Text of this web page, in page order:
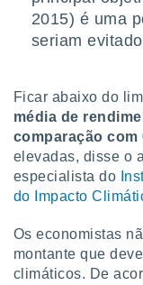
possam
qual se
tal,
seu
ou opor-
qualquer
na
2015) é uma
seriam
Ficar abaixo do
média de
comparação com
elevadas, disse o
especialista do
do Impacto
Os economistas
montante que
climáticos. De